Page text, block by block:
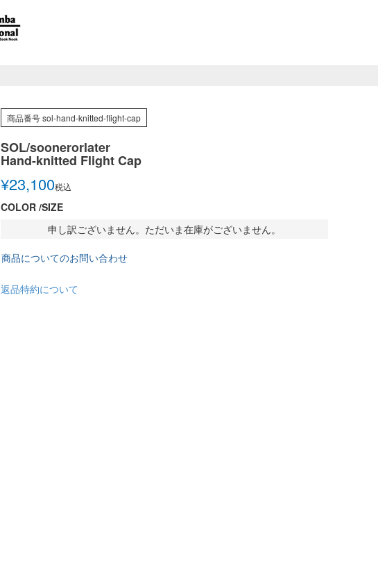
商品番号sol-hand-knitted-flight-cap
SOL/soonerorlater
Hand-knitted Flight Cap
¥23,100税込
COLOR SIZE
申し訳ございません。ただいま在庫がございません。
商品についてのお問い合わせ
返品特約について